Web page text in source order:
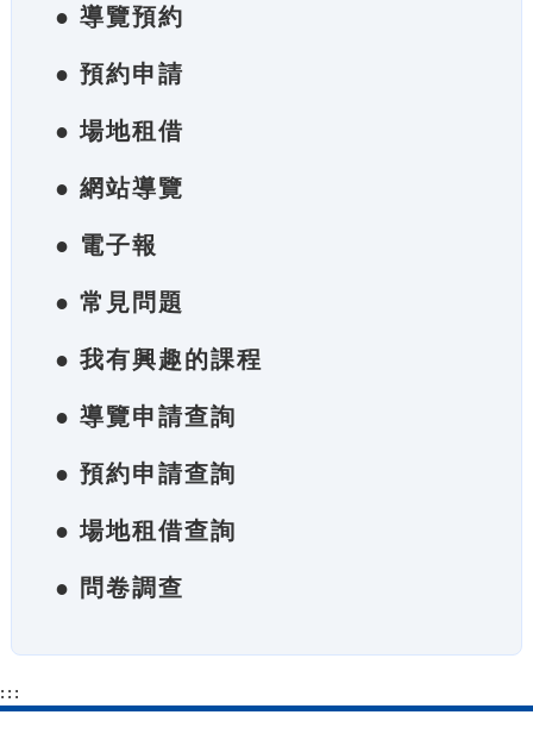
● 導覽預約
● 預約申請
● 場地租借
● 網站導覽
● 電子報
● 常見問題
● 我有興趣的課程
● 導覽申請查詢
● 預約申請查詢
● 場地租借查詢
● 問卷調查
:::